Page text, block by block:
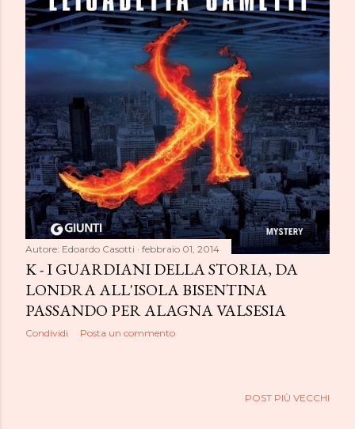
Autore: Edoardo Casotti febbraio 01, 2014
K - I GUARDIANI DELLA STORIA, DA
LONDRA ALL'ISOLA BISENTINA
PASSANDO PER ALAGNA VALSESIA
Condividi Posta un commento
POST PIÙ VECCHI